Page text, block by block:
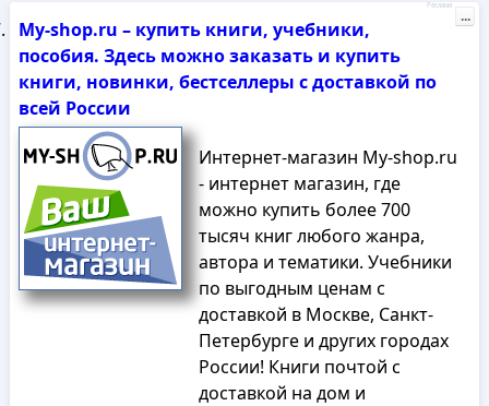
My-shop.ru – купить книги, учебники,
пособия. Здесь можно заказать и купить
книги, новинки, бестселлеры с доставкой по
всей России
Интернет-магазин My-shop.ru
- интернет магазин, где
можно купить более 700
тысяч книг любого жанра,
автора и тематики. Учебники
по выгодным ценам с
доставкой в Москве, Санкт-
Петербурге и других городах
России! Книги почтой с
доставкой на дом и
Реклама
...